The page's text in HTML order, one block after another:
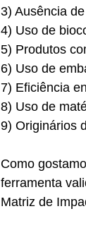
3) Ausência
4) Uso de
5) Produtos
6) Uso de
7) Eficiência
8) Uso de
9) Originários
Como
ferramenta
Matriz de